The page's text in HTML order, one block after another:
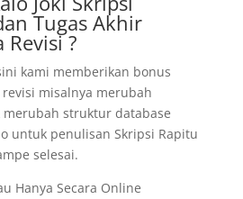
Tugas Akhir
Revisi ?
kami memberikan bonus
misalnya merubah
struktur database
untuk penulisan Skripsi Rapitu
selesai.
Hanya Secara Online